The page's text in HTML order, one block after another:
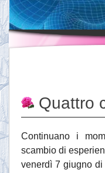
Eventi
News
Servizi
Documentazione
Ordinazioni
Quattro
Continuano i
scambio di
venerdì 7 giugno di